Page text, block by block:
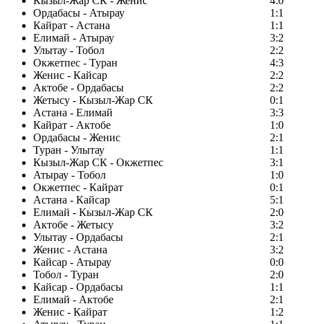
Ордабасы - Атырау
1:1
Кайрат - Астана
1:1
Елимай - Атырау
3:2
Улытау - Тобол
2:2
Окжетпес - Туран
4:3
Женис - Кайсар
2:2
Актобе - Ордабасы
2:2
Жетысу - Кызыл-Жар СК
0:1
Астана - Елимай
3:3
Кайрат - Актобе
1:0
Ордабасы - Женис
2:1
Туран - Улытау
1:1
Кызыл-Жар СК - Окжетпес
3:1
Атырау - Тобол
1:0
Окжетпес - Кайрат
0:1
Астана - Кайсар
5:1
Елимай - Кызыл-Жар СК
2:0
Актобе - Жетысу
3:2
Улытау - Ордабасы
2:1
Женис - Астана
3:2
Кайсар - Атырау
0:0
Тобол - Туран
2:0
Кайсар - Ордабасы
1:1
Елимай - Актобе
2:1
Женис - Кайрат
1:2